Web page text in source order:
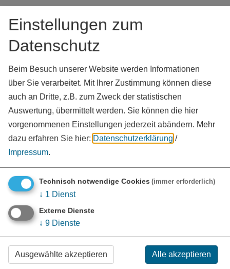
Kreistagswahlen - Wahlergebnisse
Die amtlichen Endergebnisse der Kreistagswahlen (2026 -
Ihr Ansprechpartner
vCard
Einstellungen zum
Datenschutz
Beim Besuch unserer Website werden Informationen
über Sie verarbeitet. Mit Ihrer Zustimmung können diese
auch an Dritte, z.B. zum Zweck der statistischen
Auswertung, übermittelt werden. Sie können die hier
vorgenommenen Einstellungen jederzeit abändern. Mehr
dazu erfahren Sie hier: Datenschutzerklärung /
Impressum.
Technisch notwendige Cookies (immer erforderlich)
↓ 1 Dienst
Externe Dienste
↓ 9 Dienste
Ausgewählte akzeptieren Alle akzeptieren